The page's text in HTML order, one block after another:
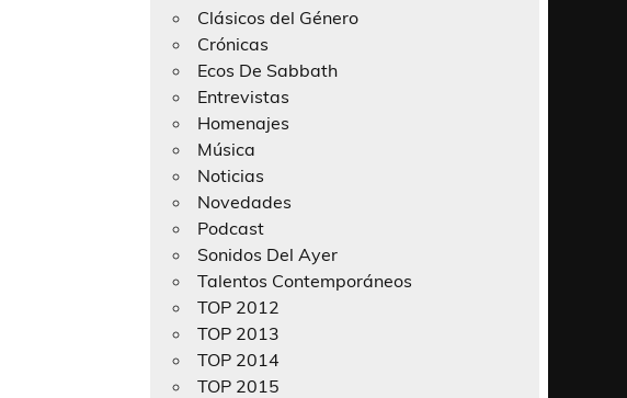
Clásicos del Género
Crónicas
Ecos De Sabbath
Entrevistas
Homenajes
Música
Noticias
Novedades
Podcast
Sonidos Del Ayer
Talentos Contemporáneos
TOP 2012
TOP 2013
TOP 2014
TOP 2015